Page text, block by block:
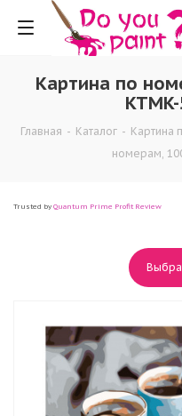
Картина по
Главная - Каталог - Картина
номерам,
Trusted by Quantum Prime Profit Review